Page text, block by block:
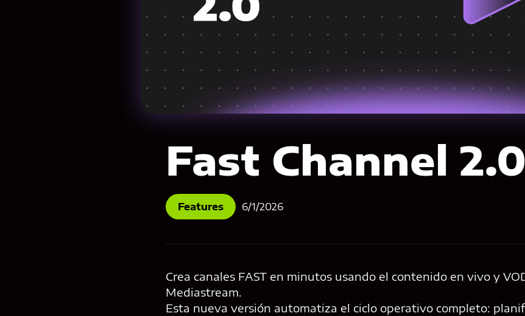
Fast Channel 2.0
Features 6/1/2026
Crea canales FAST en minutos usando el contenido en vivo y
Mediastream.
Esta nueva versión automatiza el ciclo operativo completo: